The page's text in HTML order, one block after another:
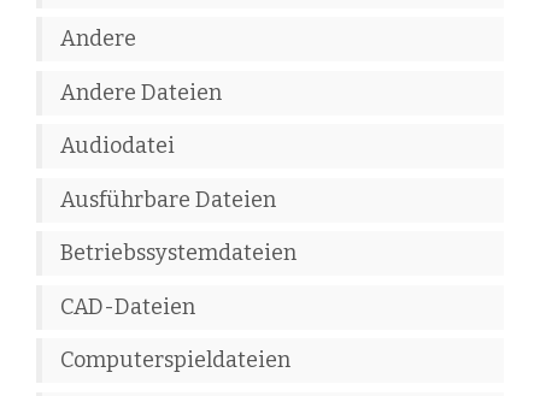
Andere
Andere Dateien
Audiodatei
Ausführbare Dateien
Betriebssystemdateien
CAD-Dateien
Computerspieldateien